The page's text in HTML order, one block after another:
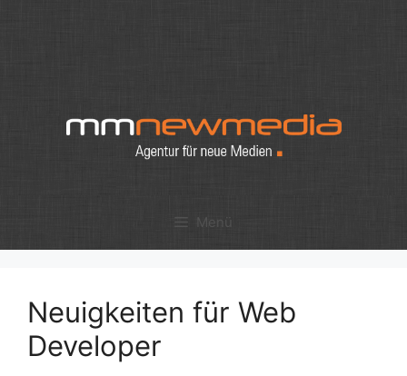
Menü
Neuigkeiten für Web
Developer